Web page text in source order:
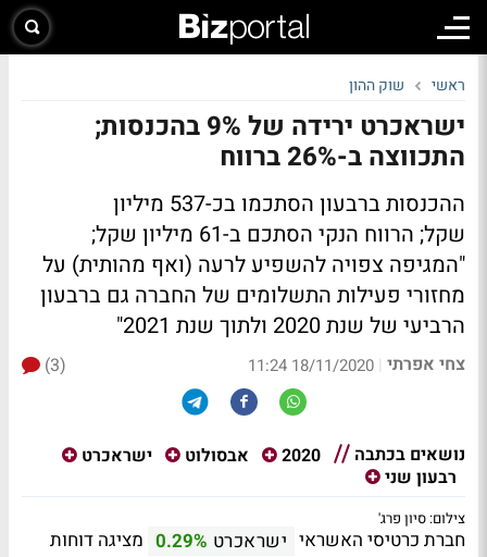
ראשי שוק ההון
ישראכרט ירידה של 9% בהכנסות;
התכווצה ב-26% ברווח
ההכנסות ברבעון הסתכמו בכ-537 מיליון
שקל; הרווח הנקי הסתכם ב-61 מיליון שקל;
"המגיפה צפויה להשפיע לרעה (ואף מהותית) על
מחזורי פעילות התשלומים של החברה גם ברבעון
הרביעי של שנת 2020 ולתוך שנת 2021"
צחי אפרתי |
18/11/2020 11:24
(3)
נושאים בכתבה 2020 אבסולוט
ישראכרט
רבעון שני
צילום: סיון פרג'
חברת כרטיסי האשראי ישראכרט 0.29% מציגה דוחות